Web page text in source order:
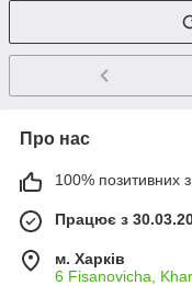
Про нас
100% позитивних з
Працює з
м. Харків
6 Fisanovicha,